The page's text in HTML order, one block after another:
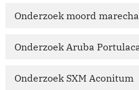
Onderzoek moord
Onderzoek Aruba
Onderzoek SXM Aconitum